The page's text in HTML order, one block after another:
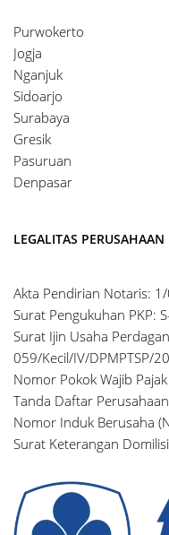
Purwokerto
Jogja
Nganjuk
Sidoarjo
Surabaya
Gresik
Pasuruan
Denpasar
LEGALITAS PERUSAHAAN
Akta Pendirian Notaris:
Surat Pengukuhan PKP:
Surat Ijin Usaha
059/Kecil/IV/DPMPTSP/
Nomor Pokok Wajib
Tanda Daftar
Nomor Induk Berusaha
Surat Keterangan